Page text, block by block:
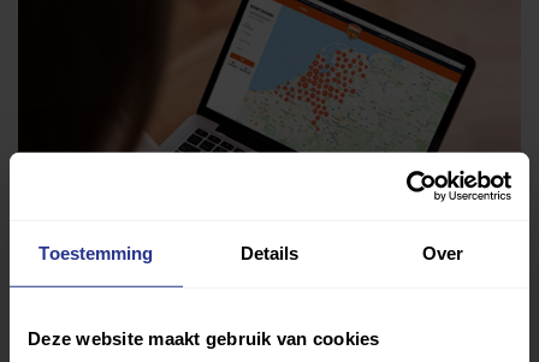
Toestemming Details Over
Deze website maakt gebruik van cookies